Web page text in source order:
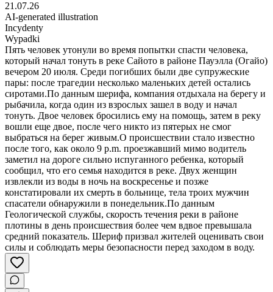
21.07.26
AI-generated illustration
Incydenty
Wypadki
Пять человек утонули во время попытки спасти человека,
который начал тонуть в реке Сайото в районе Пауэлла (Огайо)
вечером 20 июля. Среди погибших были две супружеские
пары: после трагедии несколько маленьких детей остались
сиротами.По данным шерифа, компания отдыхала на берегу и
рыбачила, когда один из взрослых зашел в воду и начал
тонуть. Двое человек бросились ему на помощь, затем в реку
вошли еще двое, после чего никто из пятерых не смог
выбраться на берег живым.О происшествии стало известно
после того, как около 9 p.m. проезжавший мимо водитель
заметил на дороге сильно испуганного ребенка, который
сообщил, что его семья находится в реке. Двух женщин
извлекли из воды в ночь на воскресенье и позже
констатировали их смерть в больнице, тела троих мужчин
спасатели обнаружили в понедельник.По данным
Геологической службы, скорость течения реки в районе
плотины в день происшествия более чем вдвое превышала
средний показатель. Шериф призвал жителей оценивать свои
силы и соблюдать меры безопасности перед заходом в воду.